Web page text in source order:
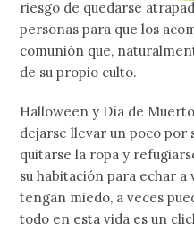
riesgo de quedarse
personas para que los
comunión que,
de su propio culto.
Halloween y Día de
dejarse llevar un poco por
quitarse la ropa y
su habitación para echar
tengan miedo, a veces
todo en esta vida es un